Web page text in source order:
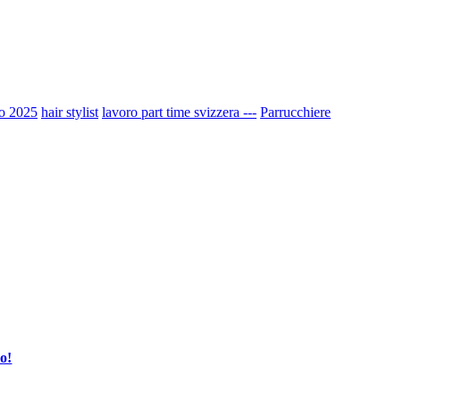
2025 hair stylist lavoro part time svizzera --- Parrucchiere